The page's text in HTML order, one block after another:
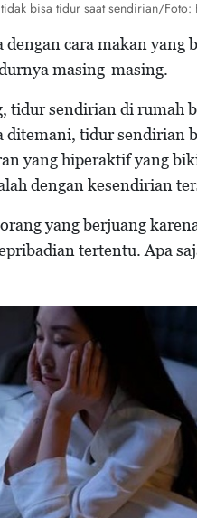
bisa tidur saat sendirian/Foto:
dengan cara makan yang
masing-masing.
tidur sendirian di rumah
ditemani, tidur sendirian
yang hiperaktif yang
dengan kesendirian
orang yang berjuang
tertentu. Apa